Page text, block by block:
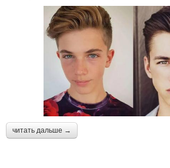
читать дальше →